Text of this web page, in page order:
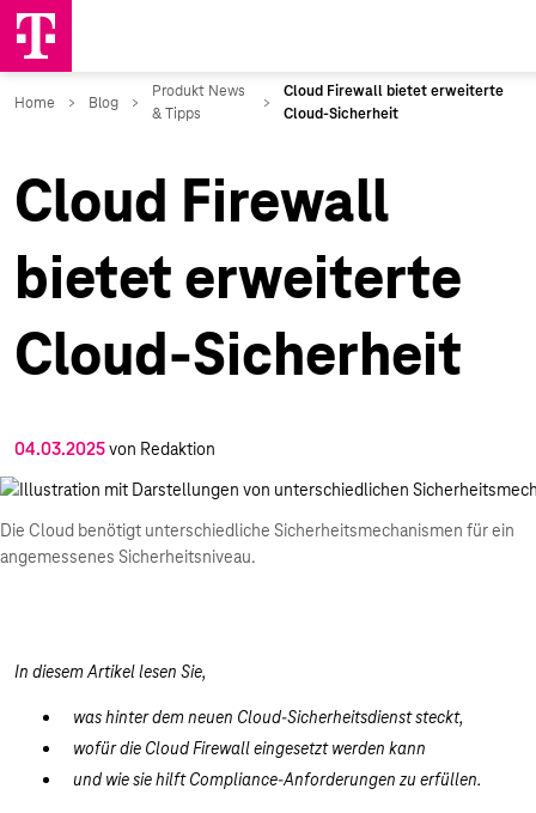
Cloud Firewall
bietet erweiterte
Cloud-Sicherheit
04.03.2025von Redaktion
Die Cloud benötigt unterschiedliche Sicherheitsmechanismen für ein
angemessenes Sicherheitsniveau.
In diesem Artikel lesen Sie,
was hinter dem neuen Cloud-Sicherheitsdienst steckt,
wofür die Cloud Firewall eingesetzt werden kann
und wie sie hilft Compliance-Anforderungen zu erfüllen.